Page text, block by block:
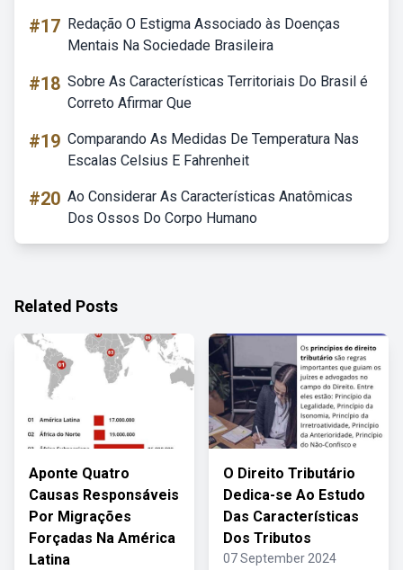
#17 Redação O Estigma Associado às Doenças
Mentais Na Sociedade Brasileira
#18 Sobre As Características Territoriais Do Brasil é
Correto Afirmar Que
#19 Comparando As Medidas De Temperatura Nas
Escalas Celsius E Fahrenheit
#20 Ao Considerar As Características Anatômicas
Dos Ossos Do Corpo Humano
Related Posts
Aponte Quatro
Causas Responsáveis
Por Migrações
Forçadas Na América
Latina
O Direito Tributário
Dedica-se Ao Estudo
Das Características
Dos Tributos
07 September 2024